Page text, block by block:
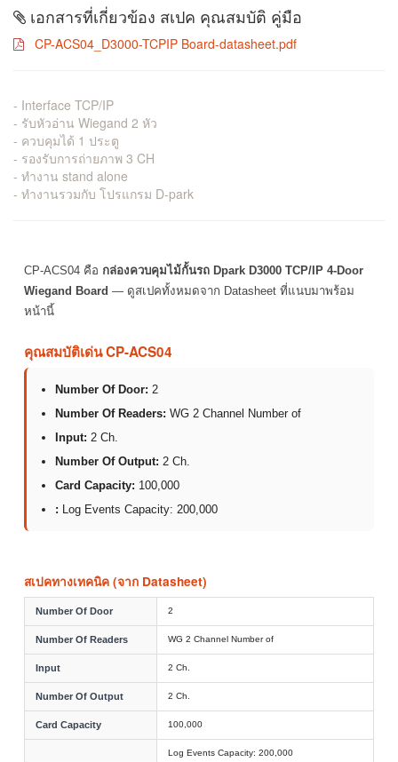
เอกสารที่เกี่ยวข้อง สเปค คุณสมบัติ คู่มือ
CP-ACS04_D3000-TCPIP Board-datasheet.pdf
- Interface TCP/IP
- รับหัวอ่าน Wiegand 2 หัว
- ควบคุมได้ 1 ประตู
- รองรับการถ่ายภาพ 3 CH
- ทำงาน stand alone
- ทำงานรวมกับ โปรแกรม D-park
CP-ACS04 คือ กล่องควบคุมไม้กั้นรถ Dpark D3000 TCP/IP 4-Door
Wiegand Board — ดูสเปคทั้งหมดจาก Datasheet ที่แนบมาพร้อม
หน้านี้
คุณสมบัติเด่น CP-ACS04
Number Of Door: 2
Number Of Readers: WG 2 Channel Number of
Input: 2 Ch.
Number Of Output: 2 Ch.
Card Capacity: 100,000
: Log Events Capacity: 200,000
สเปคทางเทคนิค (จาก Datasheet)
Number Of Door 2
Number Of Readers WG 2 Channel Number of
Input 2 Ch.
Number Of Output 2 Ch.
Card Capacity 100,000
Log Events Capacity: 200,000